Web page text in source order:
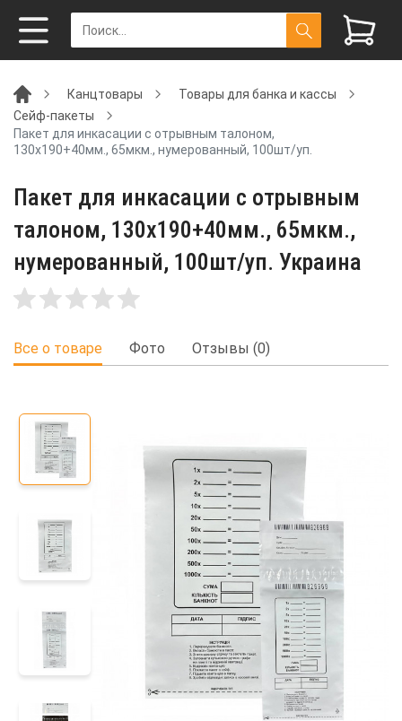
Канцтовары
Товары для банка и кассы
Сейф-пакеты
Пакет для инкасации с отрывным талоном,
130х190+40мм., 65мкм., нумерованный, 100шт/уп.
Пакет для инкасации с отрывным
талоном, 130х190+40мм., 65мкм.,
нумерованный, 100шт/уп. Украина
Все о товаре Фото Отзывы (0)